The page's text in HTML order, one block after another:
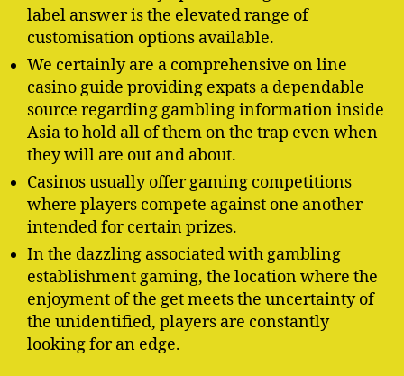
label answer is the elevated range of
customisation options available.
We certainly are a comprehensive on line
casino guide providing expats a dependable
source regarding gambling information inside
Asia to hold all of them on the trap even when
they will are out and about.
Casinos usually offer gaming competitions
where players compete against one another
intended for certain prizes.
In the dazzling associated with gambling
establishment gaming, the location where the
enjoyment of the get meets the uncertainty of
the unidentified, players are constantly
looking for an edge.